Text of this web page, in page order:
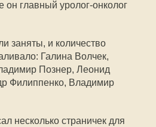
главный уролог-онколог
заняты, и количество
Галина Волчек,
Познер, Леонид
Филиппенко, Владимир
несколько страничек для